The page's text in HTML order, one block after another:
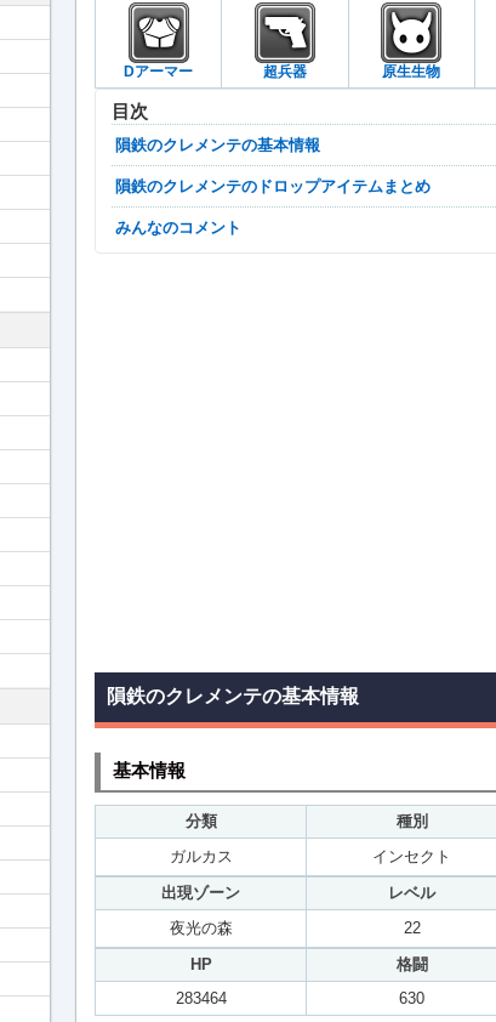
Dアーマー 超兵器 原生生物
目次
隕鉄のクレメンテの基本情報
隕鉄のクレメンテのドロップアイテムまとめ
みんなのコメント
隕鉄のクレメンテの基本情報
基本情報
分類 種別
ガルカス
インセクト
出現ゾーン
レベル
夜光の森
22
HP
格闘
283464
630